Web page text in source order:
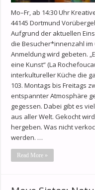
Mo–Fr, ab 14:30 Uhr
44145 Dortmund
Aufgrund der aktuellen
die Besucher*innenzahl im
Anmeldung wird gebeten.
eine Kunst“ (La
interkultureller Küche die
103. Montags bis Freitags
entspannter Atmosphäre
gegessen. Dabei gibt es
aus aller Welt. Gekocht
hergeben. Was nicht
werden. …
Read More »